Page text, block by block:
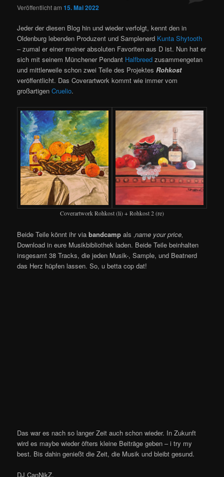
Veröffentlicht am15. Mai 2022
Jeder der diesen Blog hin und wieder verfolgt, kennt den in
Oldenburg lebenden Produzent und Samplenerd Kunta Shytooth
– zumal er einer meiner absoluten Favoriten aus D ist. Nun hat er
sich mit seinem Münchener Pendant Halfbreed zusammengetan
und mittlerweile schon zwei Teile des ProjektesRohkost
veröffentlicht. Das Coverartwork kommt wie immer vom
großartigenCruelio.
Coverartwork Rohkost (li) + Rohkost 2 (re)
Beide Teile könnt ihr viabandcamp als ‚name your price
Download in eure Musikbibliothek laden. Beide Teile beinhalten
insgesamt 38 Tracks, die jeden Musik-, Sample, und Beatnerd
das Herz hüpfen lassen. So, u betta cop dat!
Das war es nach so langer Zeit auch schon wieder. In Zukunft
wird es maybe wieder öfters kleine Beiträge geben – i try my
best. Bis dahin genießt die Zeit, die Musik und bleibt gesund.
DJ CanNikZ.